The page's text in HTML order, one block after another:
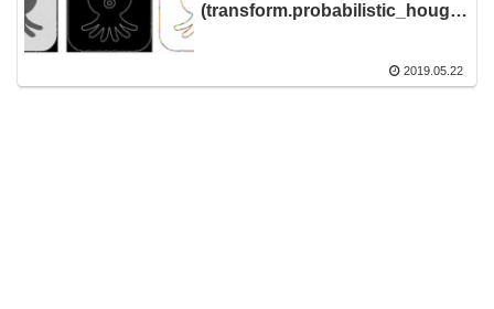
(transform.probabilistic_hough
2019.05.22